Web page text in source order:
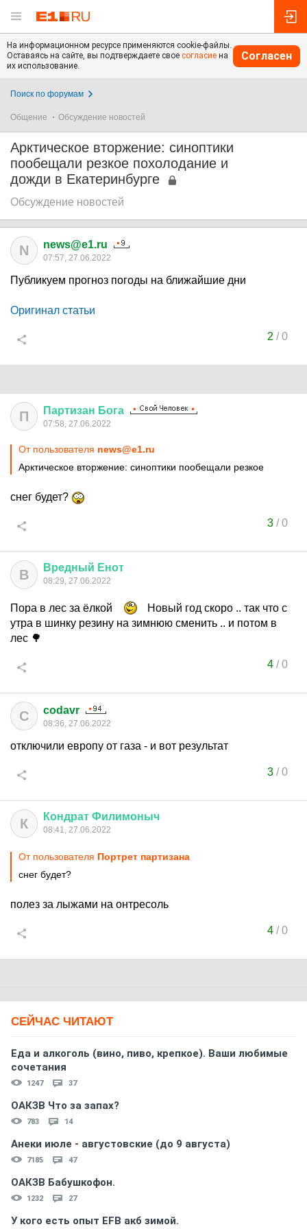
На информационном ресурсе применяются cookie-файлы.
Оставаясь на сайте, вы подтверждаете свое согласие на
их использование.
Согласен
Поиск по форумам
Общение Обсуждение новостей
Арктическое вторжение: синоптики
пообещали резкое похолодание и
дожди в Екатеринбурге
Обсуждение новостей
N news@e1.ru
07:57, 27.06.2022
Публикуем прогноз погоды на ближайшие дни
Оригинал статьи
2 /0
П Партизан Бога
07:58, 27.06.2022
От пользователя news@e1.ru
Арктическое вторжение: синоптики пообещали резкое
снег будет?
3/0
В Вредный Енот
08:29, 27.06.2022
Пора в лес за ёлкой
Новый год скоро .. так что с
утра в шинку резину на зимнюю сменить .. и потом в
лес 🌳
4/0
C codavr
08:36, 27.06.2022
отключили европу от газа - и вот результат
3/0
К Кондрат Филимоныч
08:41, 27.06.2022
От пользователя Портрет партизана
снег будет?
полез за лыжами на онтресоль
4/0
СЕЙЧАС ЧИТАЮТ
Еда и алкоголь (вино, пиво, крепкое). Ваши любимые
сочетания
1247 37
ОАКЗВ Что за запах?
783 14
Анеки июле - августовские (до 9 августа)
7185 47
ОАКЗВ Бабушкофон.
1232 27
У кого есть опыт EFB акб зимой.